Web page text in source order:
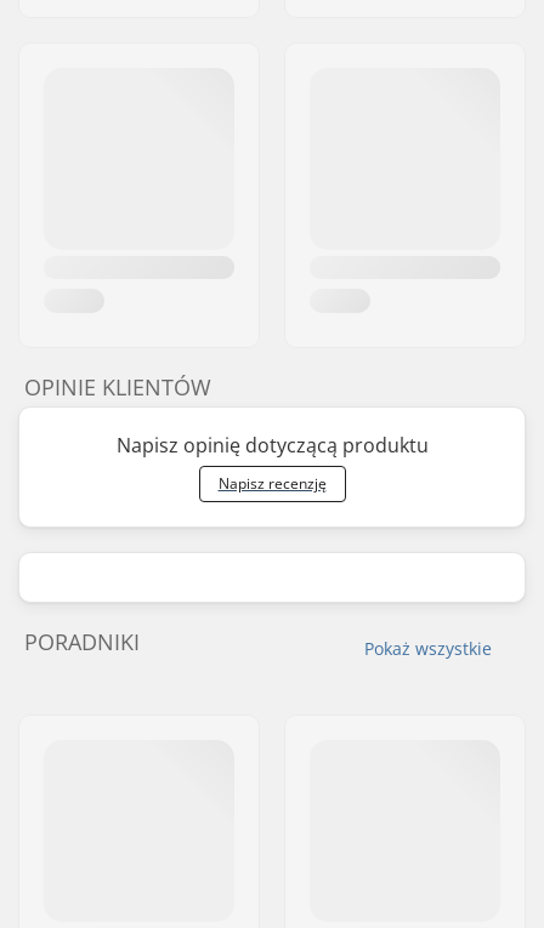
OPINIE KLIENTÓW
Napisz opinię dotyczącą produktu
Napisz recenzję
Pokaż wszystkie
PORADNIKI